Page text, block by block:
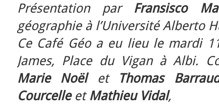
Présentation par Fransisco
géographie à l’Université Alberto
Ce Café Géo a eu lieu le mardi
James, Place du Vigan à Albi.
Marie Noëlet
Thomas
Courcelleet Mathieu Vidal,